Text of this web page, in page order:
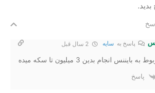
پاسخ به سایه
انجام بدین 3 میلیون تا سکه میده
پاسخ